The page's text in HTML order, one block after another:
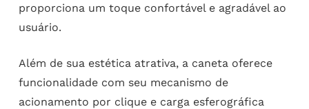
proporciona um toque confortável e agradável ao
usuário.
Além de sua estética atrativa, a caneta oferece
funcionalidade com seu mecanismo de
acionamento por clique e carga esferográfica